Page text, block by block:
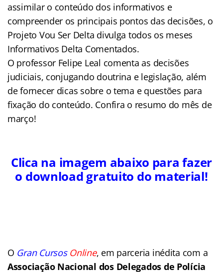
assimilar o conteúdo dos informativos e
compreender os principais pontos das decisões, o
Projeto Vou Ser Delta divulga todos os meses
Informativos Delta Comentados.
O professor Felipe Leal comenta as decisões
judiciais, conjugando doutrina e legislação, além
de fornecer dicas sobre o tema e questões para
fixação do conteúdo. Confira o resumo do mês de
março!
Clica na imagem abaixo para fazer
o download gratuito do material!
O Gran Cursos Online, em parceria inédita com a
Associação Nacional dos Delegados de Polícia